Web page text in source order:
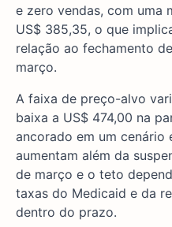
e zero vendas, com uma
US$ 385,35, o que
relação ao fechamento
março.
A faixa de preço-alvo
baixa a US$ 474,00 na
ancorado em um cenário
aumentam além da
de março e o teto
taxas do Medicaid e da
dentro do prazo.